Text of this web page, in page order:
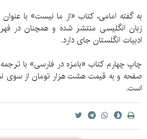
زبان انگلیسی منتشر شده و همچنان در
ادبیات انگلستان جای دارد.
صفحه و به قیمت هشت هزار تومان از
است.